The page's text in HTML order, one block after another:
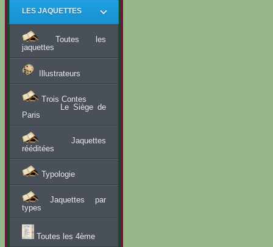
LES JAQUETTES
Toutes les
jaquettes
Illustrateurs
Trois Contes
Le Siège de
Paris
Jaquettes
rééditées
Typologie
Jaquettes par
types
Toutes les 4ème